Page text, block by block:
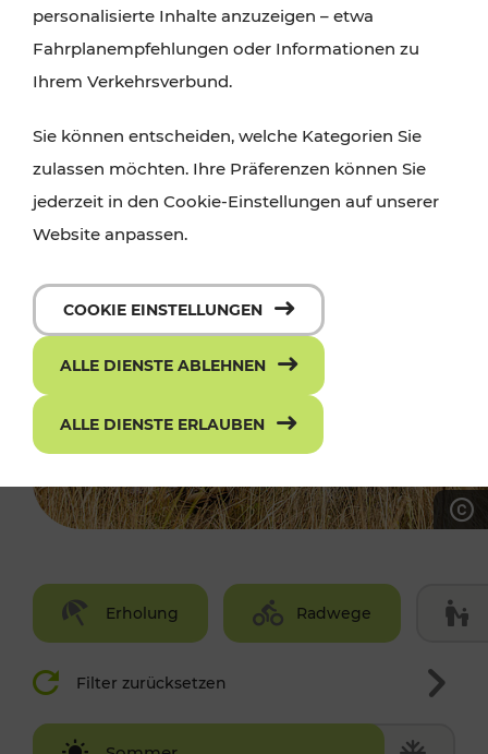
Erholung Radwege
Filter zurücksetzen
personalisierte Inhalte anzuzeigen – etwa
Fahrplanempfehlungen oder Informationen zu
Ihrem Verkehrsverbund.
Sie können entscheiden, welche Kategorien Sie
zulassen möchten. Ihre Präferenzen können Sie
jederzeit in den Cookie-Einstellungen auf unserer
Website anpassen.
COOKIE EINSTELLUNGEN
ALLE DIENSTE ABLEHNEN
ALLE DIENSTE ERLAUBEN